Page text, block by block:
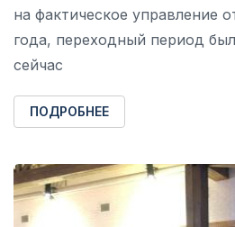
на фактическое управление
года, переходный период
сейчас
ПОДРОБНЕЕ